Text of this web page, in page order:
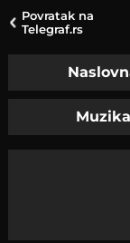
Povratak na
Telegraf.rs
Muzika